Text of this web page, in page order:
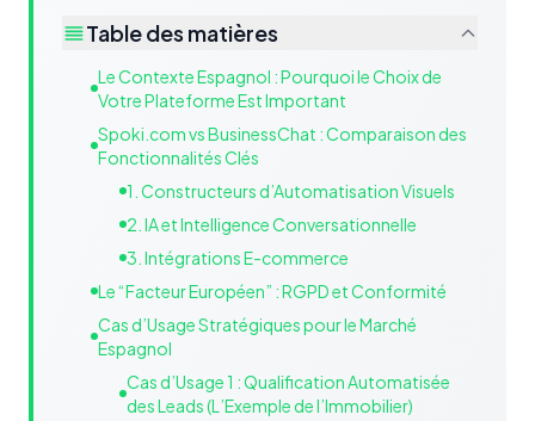
Table des matières
Le Contexte Espagnol : Pourquoi le Choix de
Votre Plateforme Est Important
Spoki.com vs BusinessChat : Comparaison des
Fonctionnalités Clés
1. Constructeurs d’Automatisation Visuels
2. IA et Intelligence Conversationnelle
3. Intégrations E-commerce
Le “Facteur Européen” : RGPD et Conformité
Cas d’Usage Stratégiques pour le Marché
Espagnol
Cas d’Usage 1 : Qualification Automatisée
des Leads (L’Exemple de l’Immobilier)